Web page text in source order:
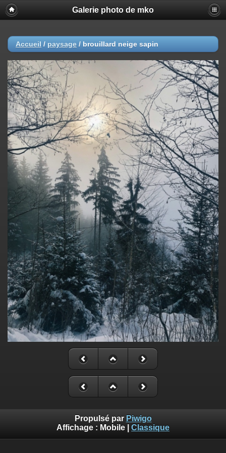
Galerie photo de mko
Accueil / paysage / brouillard neige sapin
Propulsé par Piwigo
Affichage : Mobile Classique